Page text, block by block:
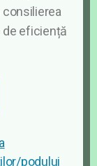
consilierea
eficiență
podului